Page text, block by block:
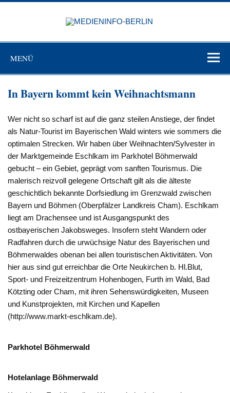
Zum
MENÜ
In Bayern kommt kein Weihnachtsmann
Wer nicht so scharf ist auf die ganz steilen Anstiege, der findet
als Natur-Tourist im Bayerischen Wald winters wie sommers die
optimalen Strecken. Wir haben über Weihnachten/Sylvester in
der Marktgemeinde Eschlkam im Parkhotel Böhmerwald
gebucht – ein Gebiet, geprägt vom sanften Tourismus. Die
malerisch reizvoll gelegene Ortschaft gilt als die älteste
geschichtlich bekannte Dorfsiedlung im Grenzwald zwischen
Bayern und Böhmen (Oberpfälzer Landkreis Cham). Eschlkam
liegt am Drachensee und ist Ausgangspunkt des
ostbayerischen Jakobsweges. Insofern steht Wandern oder
Radfahren durch die urwüchsige Natur des Bayerischen und
Böhmerwaldes obenan bei allen touristischen Aktivitäten. Von
hier aus sind gut erreichbar die Orte Neukirchen b. Hl.Blut,
Sport- und Freizeitzentrum Hohenbogen, Furth im Wald, Bad
Kötzting oder Cham, mit ihren Sehenswürdigkeiten, Museen
und Kunstprojekten, mit Kirchen und Kapellen
(http://www.markt-eschlkam.de).
Parkhotel Böhmerwald
Hotelanlage Böhmerwald